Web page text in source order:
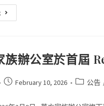
族辦公室於首屆
February 10, 2026 公告